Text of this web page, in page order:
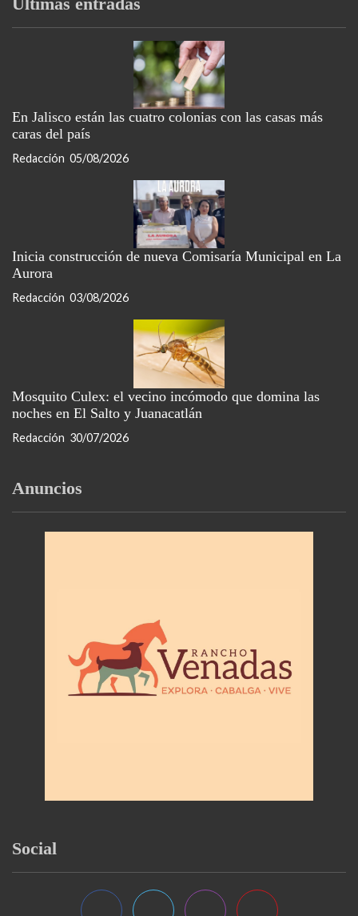
En Jalisco están las cuatro colonias con las casas más
caras del país
Redacción 05/08/2026
Inicia construcción de nueva Comisaría Municipal en La
Aurora
Redacción 03/08/2026
Mosquito Culex: el vecino incómodo que domina las
noches en El Salto y Juanacatlán
Redacción 30/07/2026
Anuncios
Social